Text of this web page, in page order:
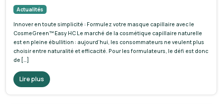
Actualités
Innover en toute simplicité : Formulez votre masque capillaire avec le
CosmeGreen™ Easy HC Le marché de la cosmétique capillaire naturelle
est en pleine ébullition : aujourd’hui, les consommateurs ne veulent plus
choisir entre naturalité et efficacité. Pour les formulateurs, le défi est donc
de […]
Lire plus